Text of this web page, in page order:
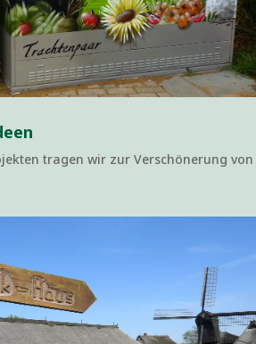
tragen wir zur Verschönerung von